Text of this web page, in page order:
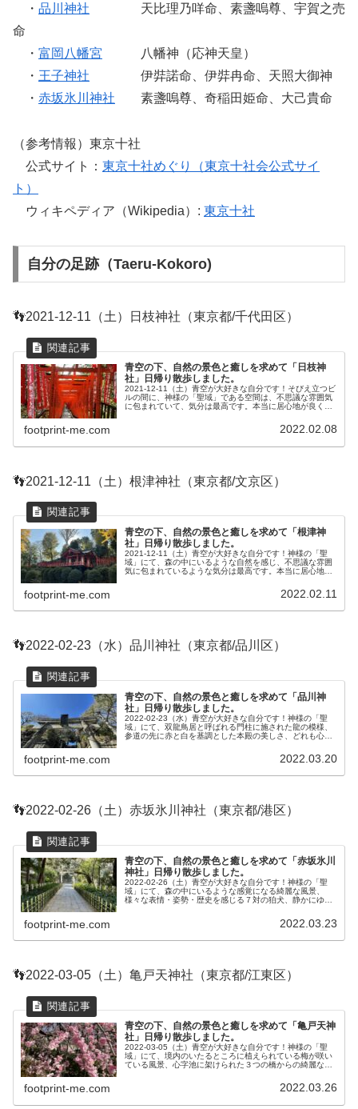
・ 品川神社 天比理乃咩命、素盞嗚尊、宇賀之売
命
・ 富岡八幡宮 八幡神（応神天皇）
・ 王子神社 伊弉諾命、伊弉冉命、天照大御神
・ 赤坂氷川神社 素盞嗚尊、奇稲田姫命、大己貴命
（参考情報）東京十社
公式サイト： 東京十社めぐり（東京十社会公式サイ
ト）
ウィキペディア（Wikipedia）: 東京十社
自分の足跡（Taeru-Kokoro)
👣2021-12-11（土）日枝神社（東京都/千代田区）
青空の下、自然の景色と癒しを求めて「日枝神
社」日帰り散歩しました。
2021-12-11（土）青空が大好きな自分です！そびえ立つビ
ルの間に、神様の「聖域」である空間は、不思議な雰囲気
に包まれていて、気分は最高です。本当に居心地が良く
footprint-me.com 2022.02.08
👣2021-12-11（土）根津神社（東京都/文京区）
青空の下、自然の景色と癒しを求めて「根津神
社」日帰り散歩しました。
2021-12-11（土）青空が大好きな自分です！神様の「聖
域」にて、森の中にいるような自然を感じ、不思議な雰囲
気に包まれているような気分は最高です。本当に居心地が
footprint-me.com 2022.02.11
👣2022-02-23（水）品川神社（東京都/品川区）
青空の下、自然の景色と癒しを求めて「品川神
社」日帰り散歩しました。
2022-02-23（水）青空が大好きな自分です！神様の「聖
域」にて、双龍鳥居と呼ばれる門柱に施された龍の模様、
参道の先に赤と白を基調とした本殿の美しさ、どれも心を
footprint-me.com 2022.03.20
👣2022-02-26（土）赤坂氷川神社（東京都/港区）
青空の下、自然の景色と癒しを求めて「赤坂氷川
神社」日帰り散歩しました。
2022-02-26（土）青空が大好きな自分です！神様の「聖
域」にて、森の中にいるような感覚になる綺麗な風景、
様々な表情・姿勢・歴史を感じる７対の狛犬、静かにゆっ
footprint-me.com 2022.03.23
👣2022-03-05（土）亀戸天神社（東京都/江東区）
青空の下、自然の景色と癒しを求めて「亀戸天神
社」日帰り散歩しました。
2022-03-05（土）青空が大好きな自分です！神様の「聖
域」にて、境内のいたるところに植えられている梅が咲い
ている風景、心字池に架けられた３つの橋からの綺麗な景
footprint-me.com 2022.03.26